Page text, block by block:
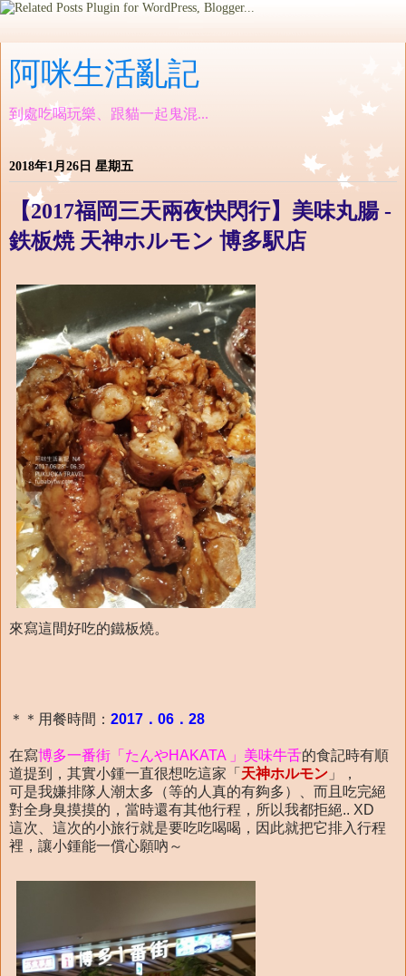
阿咪生活亂記
到處吃喝玩樂、跟貓一起鬼混...
2018年1月26日 星期五
【2017福岡三天兩夜快閃行】美味丸腸 -
鉄板焼 天神ホルモン 博多駅店
來寫這間好吃的鐵板燒。
＊＊用餐時間： 2017．06．28
在寫博多一番街「たんやHAKATA 」美味牛舌的食記時有順
道提到，其實小鍾一直很想吃這家「 天神ホルモン 」，
可是我嫌排隊人潮太多（等的人真的有夠多）、而且吃完絕
對全身臭摸摸的，當時還有其他行程，所以我都拒絕.. XD
這次、這次的小旅行就是要吃吃喝喝，因此就把它排入行程
裡，讓小鍾能一償心願吶～